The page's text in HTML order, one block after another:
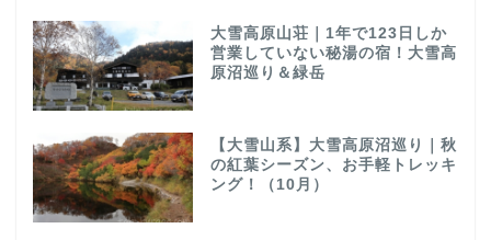
大雪高原山荘｜1年で123日しか
営業していない秘湯の宿！大雪高
原沼巡り＆緑岳
【大雪山系】大雪高原沼巡り｜秋
の紅葉シーズン、お手軽トレッキ
ング！（10月）